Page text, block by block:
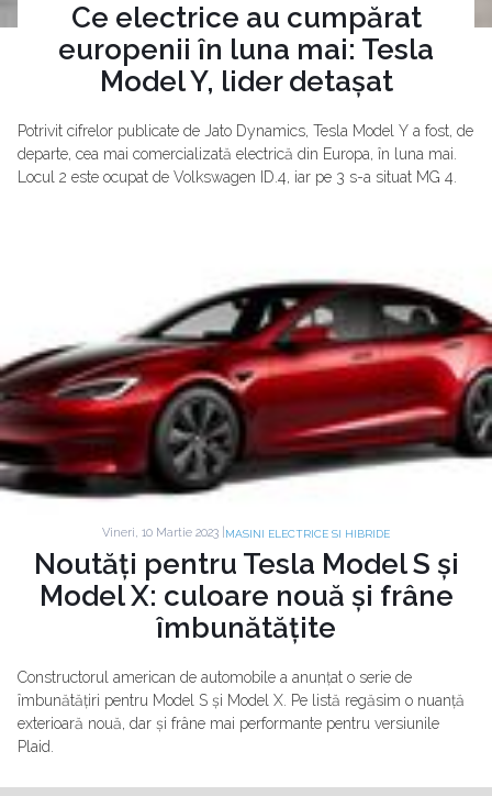
Ce electrice au cumpărat
europenii în luna mai: Tesla
Model Y, lider detașat
Potrivit cifrelor publicate de Jato Dynamics, Tesla Model Y a fost, de
departe, cea mai comercializată electrică din Europa, în luna mai.
Locul 2 este ocupat de Volkswagen ID.4, iar pe 3 s-a situat MG 4.
Vineri, 10 Martie 2023 | MASINI ELECTRICE SI HIBRIDE
Noutăți pentru Tesla Model S și
Model X: culoare nouă și frâne
îmbunătățite
Constructorul american de automobile a anunțat o serie de
îmbunătățiri pentru Model S și Model X. Pe listă regăsim o nuanță
exterioară nouă, dar și frâne mai performante pentru versiunile
Plaid.